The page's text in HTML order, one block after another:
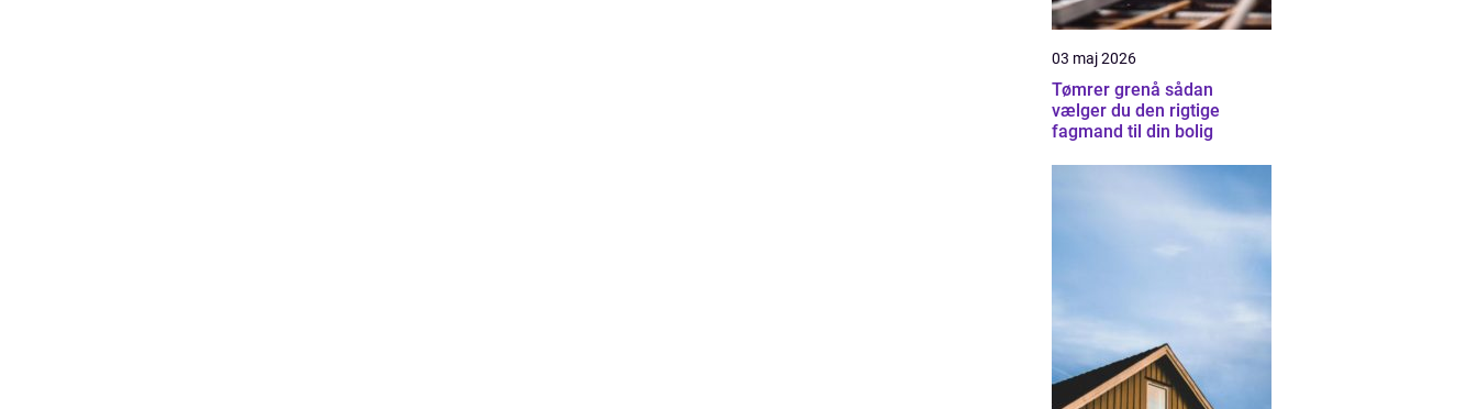
03 maj 2026
Tømrer grenå sådan
vælger du den rigtige
fagmand til din bolig